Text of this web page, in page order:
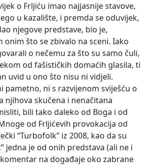
o Frljiću imao najjasnije stavove,
u kazalište, i premda se oduvijek,
njegove predstave, bio je,
što se zbivalo na sceni. Iako
o nečemu za što su samo čuli,
od fašističkih domaćih glasila, ti
uvid u ono što nisu ni vidjeli.
pametno, ni s razvijenom sviješću o
skučena i nenačitana
bili tako daleko od Boga i od
od Frljićevih provokacija od
“Turbofolk” iz 2008, kao da su
jedna je od onih predstava (ali ne i
na događaje oko zabrane